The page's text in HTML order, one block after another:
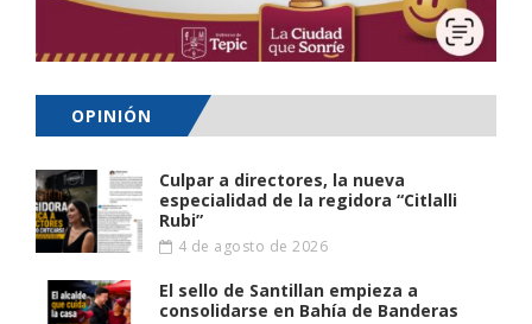
OPINIÓN
Culpar a directores, la nueva
especialidad de la regidora “Citlalli
Rubi”
4 de agosto de 2026
El sello de Santillan empieza a
consolidarse en Bahía de Banderas